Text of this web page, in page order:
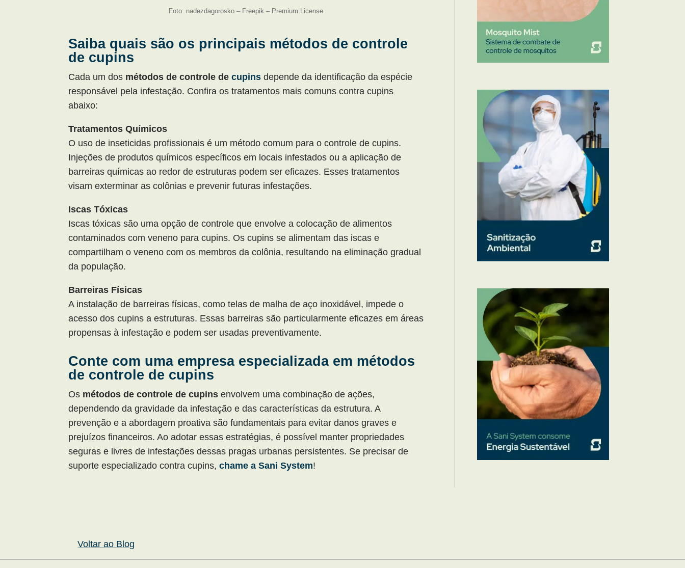
Foto: nadezdagorosko – Freepik – Premium License
Saiba quais são os principais métodos de controle
de cupins
Cada um dos métodos de controle decupins depende da identificação da espécie
responsável pela infestação. Confira os tratamentos mais comuns contra cupins
abaixo:
Tratamentos Químicos
O uso de inseticidas profissionais é um método comum para o controle de cupins.
Injeções de produtos químicos específicos em locais infestados ou a aplicação de
barreiras químicas ao redor de estruturas podem ser eficazes. Esses tratamentos
visam exterminar as colônias e prevenir futuras infestações.
Iscas Tóxicas
Iscas tóxicas são uma opção de controle que envolve a colocação de alimentos
contaminados com veneno para cupins. Os cupins se alimentam das iscas e
compartilham o veneno com os membros da colônia, resultando na eliminação gradual
da população.
Barreiras Físicas
A instalação de barreiras físicas, como telas de malha de aço inoxidável, impede o
acesso dos cupins a estruturas. Essas barreiras são particularmente eficazes em áreas
propensas à infestação e podem ser usadas preventivamente.
Conte com uma empresa especializada em métodos
de controle de cupins
Os métodos de controle de cupins envolvem uma combinação de ações,
dependendo da gravidade da infestação e das características da estrutura. A
prevenção e a abordagem proativa são fundamentais para evitar danos graves e
prejuízos financeiros. Ao adotar essas estratégias, é possível manter propriedades
seguras e livres de infestações dessas pragas urbanas persistentes. Se precisar de
suporte especializado contra cupins,chame a Sani System!
Voltar ao Blog